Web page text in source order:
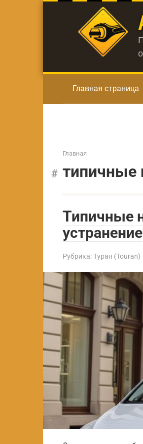
Главная страница
Главная
типичные
Типичные
устранение
Рубрика:Туран (Touran)